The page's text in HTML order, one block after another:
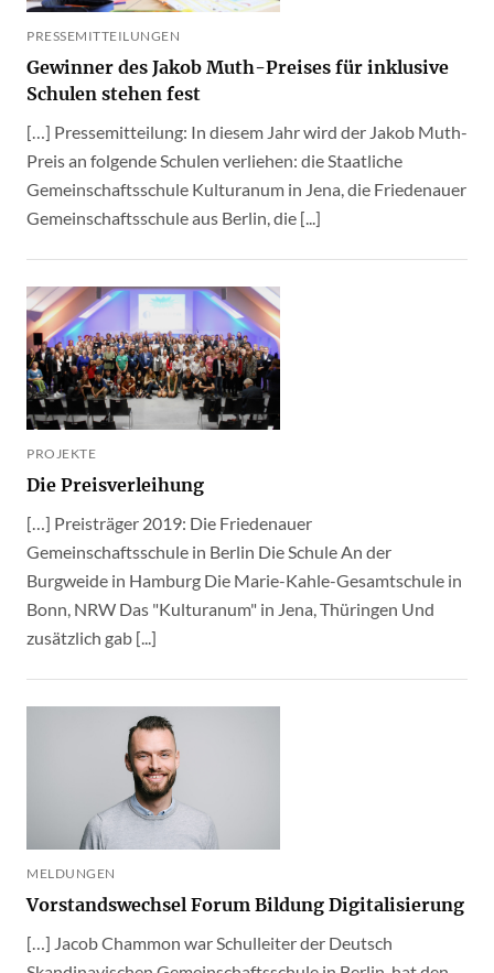
PRESSEMITTEILUNGEN
Gewinner des Jakob Muth-Preises für inklusive
Schulen stehen fest
[…] Pressemitteilung: In diesem Jahr wird der Jakob Muth-
Preis an folgende Schulen verliehen: die Staatliche
Gemeinschaftsschule Kulturanum in Jena, die Friedenauer
Gemeinschaftsschule aus Berlin, die [...]
PROJEKTE
Die Preisverleihung
[…] Preisträger 2019: Die Friedenauer
Gemeinschaftsschule in Berlin Die Schule An der
Burgweide in Hamburg Die Marie-Kahle-Gesamtschule in
Bonn, NRW Das "Kulturanum" in Jena, Thüringen Und
zusätzlich gab [...]
MELDUNGEN
Vorstandswechsel Forum Bildung Digitalisierung
[…] Jacob Chammon war Schulleiter der Deutsch